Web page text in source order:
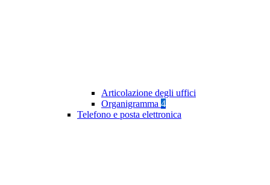
Articolazione degli uffici
Organigramma 4
Telefono e posta elettronica